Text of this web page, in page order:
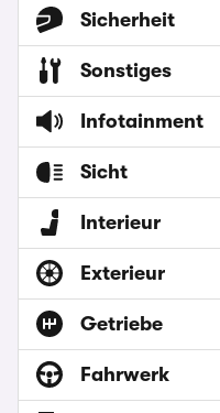
Sicherheit
Sonstiges
Infotainment
Sicht
Interieur
Exterieur
Getriebe
Fahrwerk